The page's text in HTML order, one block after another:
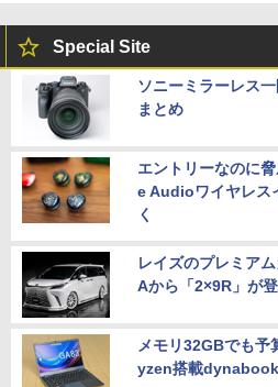
Special Site
ソニーミラーレス
まとめ
エントリーなのに
e Audioワイヤレス
く
レイズのプレミア
Aから「2×9R」が登
メモリ32GBでも予
yzen搭載dynabook